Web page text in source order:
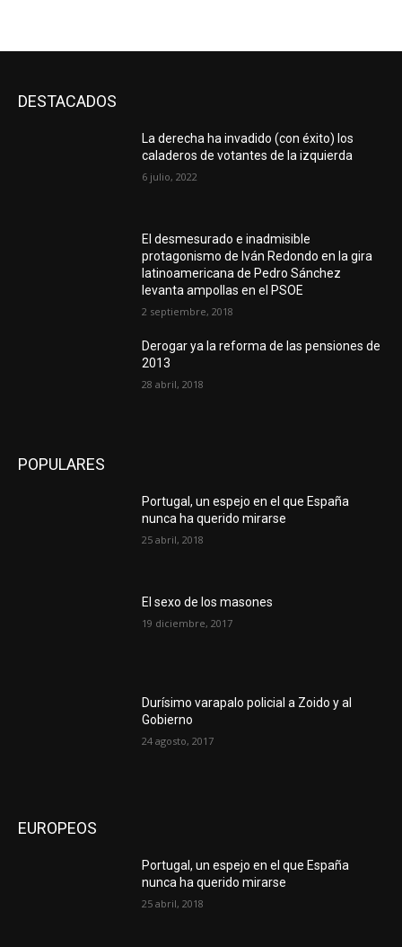
DESTACADOS
La derecha ha invadido (con éxito) los
caladeros de votantes de la izquierda
6 julio, 2022
El desmesurado e inadmisible
protagonismo de Iván Redondo en la gira
latinoamericana de Pedro Sánchez
levanta ampollas en el PSOE
2 septiembre, 2018
Derogar ya la reforma de las pensiones de
2013
28 abril, 2018
POPULARES
Portugal, un espejo en el que España
nunca ha querido mirarse
25 abril, 2018
El sexo de los masones
19 diciembre, 2017
Durísimo varapalo policial a Zoido y al
Gobierno
24 agosto, 2017
EUROPEOS
Portugal, un espejo en el que España
nunca ha querido mirarse
25 abril, 2018